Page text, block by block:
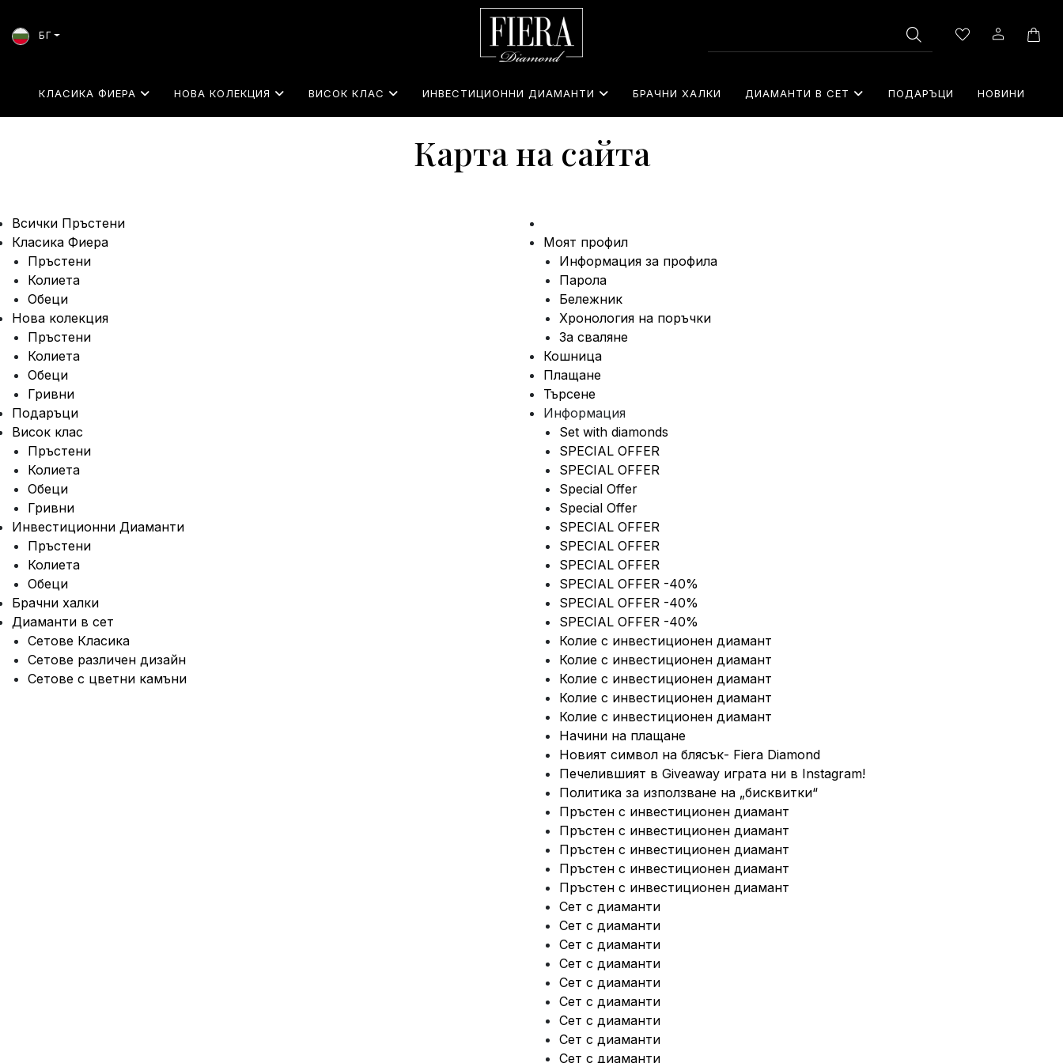
БГ
КЛАСИКА ФИЕРА НОВА КОЛЕКЦИЯ ⁠ПОДАРЪЦИ
ВИСОК КЛАС ИНВЕСТИЦИОННИ ДИАМАНТИ БРАЧНИ ХАЛКИ ДИАМАНТИ В СЕТ НОВИНИ
Карта на сайта
Всички Пръстени
Класика Фиера
Пръстени
Колиета
Обеци
Нова колекция
Пръстени
Колиета
Обеци
Гривни
⁠Подаръци
Висок клас
Пръстени
Колиета
Обеци
Гривни
Инвестиционни Диаманти
Пръстени
Колиета
Обеци
Брачни халки
Диаманти в сет
Сетове Класика
Сетове различен дизайн
Сетове с цветни камъни
Моят профил
Информация за профила
Парола
Бележник
Хронология на поръчки
За сваляне
Кошница
Плащане
Търсене
Информация
Set with diamonds
SPECIAL OFFER
SPECIAL OFFER
Special Offer
Special Offer
SPECIAL OFFER
SPECIAL OFFER
SPECIAL OFFER
SPECIAL OFFER -40%
SPECIAL OFFER -40%
SPECIAL OFFER -40%
Колие с инвестиционен диамант
Колие с инвестиционен диамант
Колие с инвестиционен диамант
Колие с инвестиционен диамант
Колие с инвестиционен диамант
Начини на плащане
Новият символ на блясък- Fiera Diamond
Печелившият в Giveawаy играта ни в Instagram!
Политика за използване на „бисквитки“
Пръстен с инвестиционен диамант
Пръстен с инвестиционен диамант
Пръстен с инвестиционен диамант
Пръстен с инвестиционен диамант
Пръстен с инвестиционен диамант
Сет с диаманти
Сет с диаманти
Сет с диаманти
Сет с диаманти
Сет с диаманти
Сет с диаманти
Сет с диаманти
Сет с диаманти
Сет с диаманти